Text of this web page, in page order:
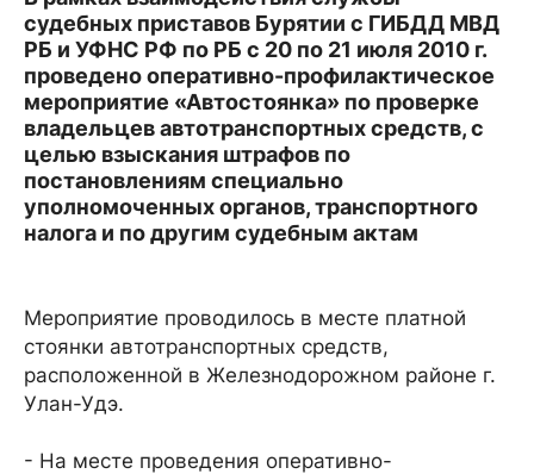
судебных приставов Бурятии с ГИБДД МВД
РБ и УФНС РФ по РБ с 20 по 21 июля 2010 г.
проведено оперативно-профилактическое
мероприятие «Автостоянка» по проверке
владельцев автотранспортных средств, с
целью взыскания штрафов по
постановлениям специально
уполномоченных органов, транспортного
налога и по другим судебным актам
Мероприятие проводилось в месте платной
стоянки автотранспортных средств,
расположенной в Железнодорожном районе г.
Улан-Удэ.
- На месте проведения оперативно-